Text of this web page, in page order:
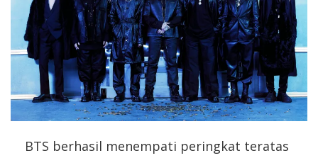
BTS berhasil menempati peringkat teratas